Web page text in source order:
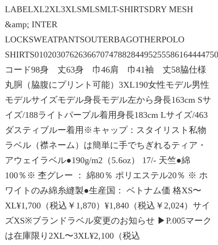
LABELXL2XL3XLSMLSMLT-SHIRTSDRY MESH
&amp; INTER
LOCKSWEATPANTSOUTERBAGOTHERPOLO
コード98身 丈63身 巾46肩 巾41袖 丈58脇仕様
丸胴（脇腹にプリント可能）3XL190女性モデル男性
モデルサイズモデル身長モデル左から身長163cm Sサ
イズ/188ライトパープル着用身長183cm Lサイズ/463
ダスティブルー着用※キャップ：スタイリスト私物
ラベル（襟ネーム）は簡単に手でちぎれるティア・
アウェイラベル●190g/m2（5.6oz） 17/- 天竺●綿
100％※ 杢グレー ： 綿80％ ポリエステル20％ ※ ホ
ワイトのみ綿糸縫製●生産国： ベトナム価 格XS〜
XL¥1,700（税込￥1,870）¥1,840（税込￥2,024）サイ
ズXS※ブランドラベル変更のお知らせ ▶P.005マーク
は在庫限り2XL〜3XL¥2,100（税込